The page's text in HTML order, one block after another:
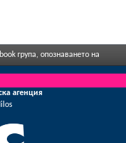
група, опознаването на
и да се насладите редовно
агенция